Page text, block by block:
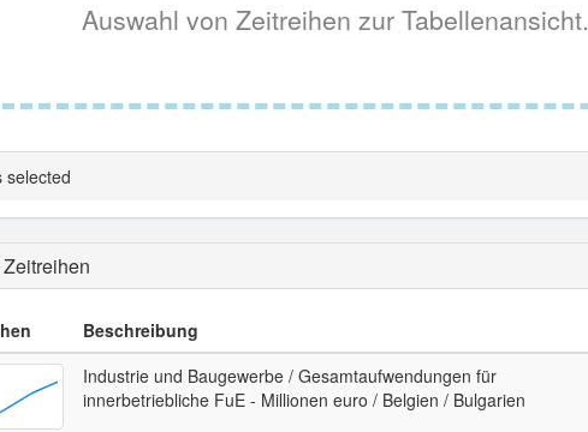
Auswahl von Zeitreihen zur Tabellenansicht.
selected
Beschreibung
Industrie und Baugewerbe / Gesamtaufwendungen für
innerbetriebliche FuE - Millionen euro / Belgien / Bulgarien